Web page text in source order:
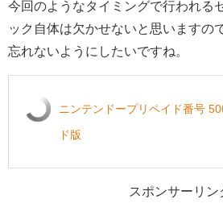
今回のようなタイミングで行われる
ック自体は欠かせないと思いますの
忘れないようにしたいですね。
ニンテンドープリペイド番号
ド版
スポンサーリン